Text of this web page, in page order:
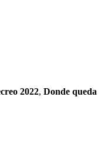
2022, Donde queda